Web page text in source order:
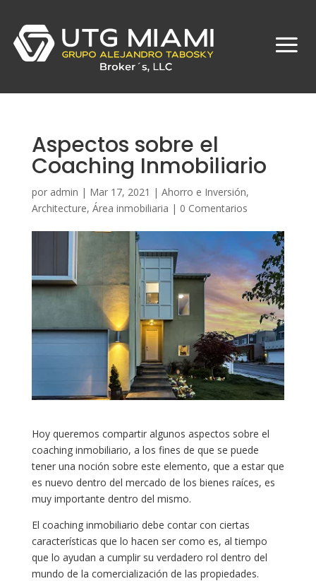
Aspectos sobre el
Coaching Inmobiliario
por admin | Mar 17, 2021 | Ahorro e Inversión,
Architecture, Área inmobiliaria | 0 Comentarios
Hoy queremos compartir algunos aspectos sobre el
coaching inmobiliario, a los fines de que se puede
tener una noción sobre este elemento, que a estar que
es nuevo dentro del mercado de los bienes raíces, es
muy importante dentro del mismo.
El coaching inmobiliario debe contar con ciertas
características que lo hacen ser como es, al tiempo
que lo ayudan a cumplir su verdadero rol dentro del
mundo de la comercialización de las propiedades.